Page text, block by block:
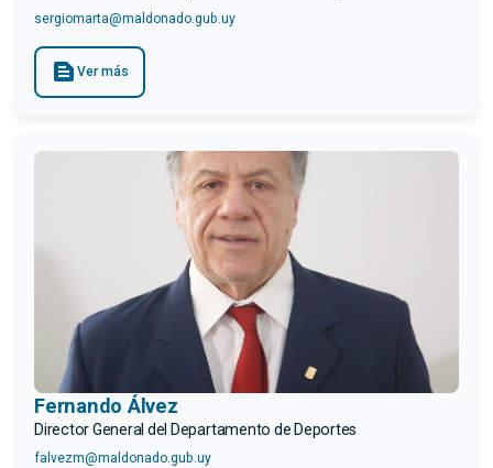
sergiomarta@maldonado.gub.uy
text_snippet Ver más
Fernando Álvez
Director General del Departamento de Deportes
falvezm@maldonado.gub.uy